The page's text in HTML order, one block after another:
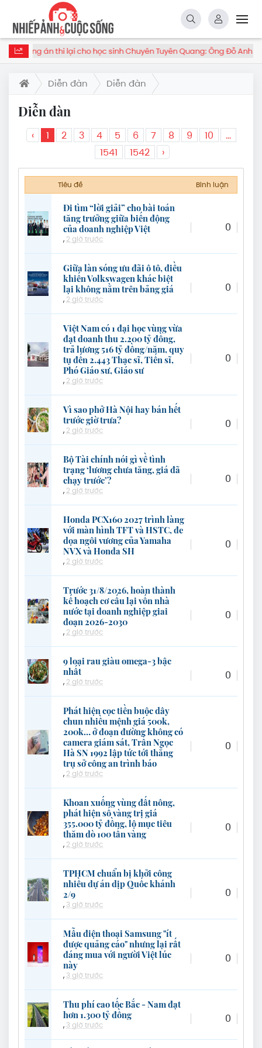
án thi lại cho học sinh Chuyên Tuyên Quang: Ông Đỗ Anh Tuấn
Diễn đàn Diễn đàn
Diễn đàn
‹ 1 2 3 4 5 6 7 8 9 10
...
1541
1542 ›
Tiêu đề Bình luận
Đi tìm “lời giải” cho bài toán
tăng trưởng giữa biến động
của doanh nghiệp Việt
, 2 giờ trước
0
Giữa làn sóng ưu đãi ô tô, điều
khiến Volkswagen khác biệt
lại không nằm trên bảng giá
, 2 giờ trước
0
Việt Nam có 1 đại học vùng vừa
đạt doanh thu 2.200 tỷ đồng,
trả lương 516 tỷ đồng/năm, quy
tụ đến 2.443 Thạc sĩ, Tiến sĩ,
Phó Giáo sư, Giáo sư
, 2 giờ trước
0
Vì sao phở Hà Nội hay bán hết
trước giờ trưa?
, 2 giờ trước
0
Bộ Tài chính nói gì về tình
trạng ‘lương chưa tăng, giá đã
chạy trước’?
, 2 giờ trước
0
Honda PCX160 2027 trình làng
với màn hình TFT và HSTC, đe
dọa ngôi vương của Yamaha
NVX và Honda SH
, 2 giờ trước
0
Trước 31/8/2026, hoàn thành
kế hoạch cơ cấu lại vốn nhà
nước tại doanh nghiệp giai
đoạn 2026-2030
, 2 giờ trước
0
9 loại rau giàu omega-3 bậc
nhất
, 2 giờ trước
0
Phát hiện cọc tiền buộc dây
chun nhiều mệnh giá 500k,
200k… ở đoạn đường không có
camera giám sát, Trần Ngọc
Hà SN 1992 lập tức tới thẳng
trụ sở công an trình báo
, 2 giờ trước
0
Khoan xuống vùng đất nông,
phát hiện số vàng trị giá
355.000 tỷ đồng, lộ mục tiêu
thăm dò 100 tấn vàng
, 2 giờ trước
0
TPHCM chuẩn bị khởi công
nhiều dự án dịp Quốc khánh
2/9
, 3 giờ trước
0
Mẫu điện thoại Samsung "ít
được quảng cáo" nhưng lại rất
đáng mua với người Việt lúc
này
, 3 giờ trước
0
Thu phí cao tốc Bắc - Nam đạt
hơn 1.300 tỷ đồng
, 3 giờ trước
0